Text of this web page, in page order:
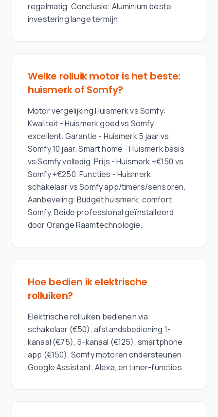
regelmatig. Conclusie: Aluminium beste
investering lange termijn.
Welke rolluik motor is het beste:
huismerk of Somfy?
Motor vergelijking Huismerk vs Somfy:
Kwaliteit - Huismerk goed vs Somfy
excellent. Garantie - Huismerk 5 jaar vs
Somfy 10 jaar. Smart home - Huismerk basis
vs Somfy volledig. Prijs - Huismerk +€150 vs
Somfy +€250. Functies - Huismerk
schakelaar vs Somfy app/timers/sensoren.
Aanbeveling: Budget huismerk, comfort
Somfy. Beide professional geïnstalleerd
door Orange Raamtechnologie.
Hoe bedien ik elektrische
rolluiken?
Elektrische rolluiken bedienen via:
schakelaar (€50), afstandsbediening 1-
kanaal (€75), 5-kanaal (€125), smartphone
app (€150). Somfy motoren ondersteunen
Google Assistant, Alexa, en timer-functies.